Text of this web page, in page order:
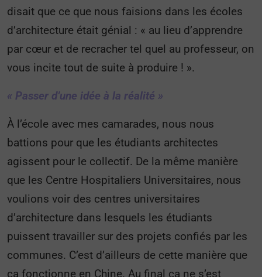
disait que ce que nous faisions dans les écoles
d’architecture était génial : « au lieu d’apprendre
par cœur et de recracher tel quel au professeur, on
vous incite tout de suite à produire ! ».
« Passer d’une idée à la réalité »
À l’école avec mes camarades, nous nous
battions pour que les étudiants architectes
agissent pour le collectif. De la même manière
que les Centre Hospitaliers Universitaires, nous
voulions voir des centres universitaires
d’architecture dans lesquels les étudiants
puissent travailler sur des projets confiés par les
communes. C’est d’ailleurs de cette manière que
ça fonctionne en Chine. Au final ça ne s’est